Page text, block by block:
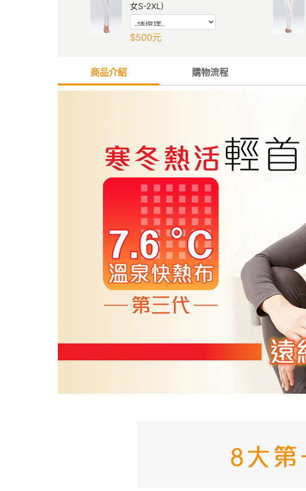
女S-2XL)
$500元
商品介紹 購物流程